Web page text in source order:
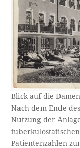
Blick auf die
Nach dem Ende
Nutzung der
Patientenzahlen